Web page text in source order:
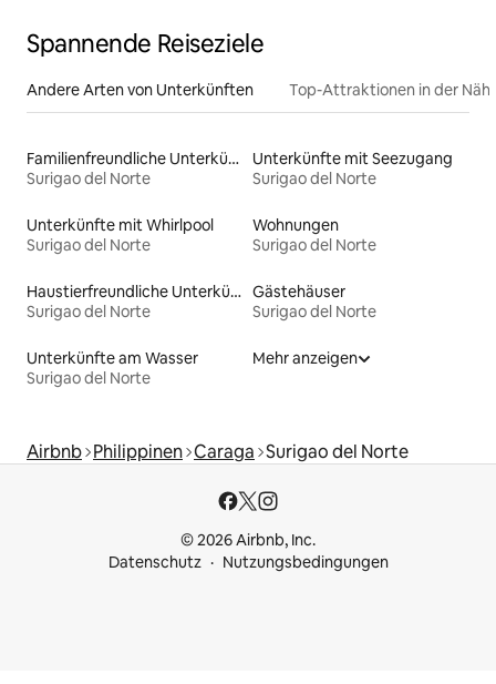
Spannende Reiseziele
Andere Arten von Unterkünften Top-Attraktionen in der
Familienfreundliche Unterkünfte
Surigao del Norte
Unterkünfte mit Seezugang
Surigao del Norte
Unterkünfte mit Whirlpool
Surigao del Norte
Wohnungen
Surigao del Norte
Haustierfreundliche Unterkünfte
Surigao del Norte
Gästehäuser
Surigao del Norte
Unterkünfte am Wasser
Surigao del Norte
Mehr anzeigen
Airbnb Philippinen Caraga Surigao del Norte
© 2026 Airbnb, Inc.
Datenschutz
Nutzungsbedingungen